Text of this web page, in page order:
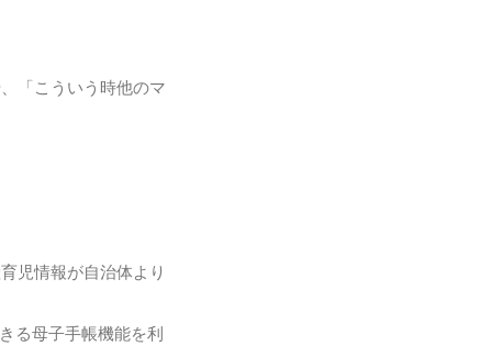
「こういう時他のマ
児情報が自治体より
る母子手帳機能を利